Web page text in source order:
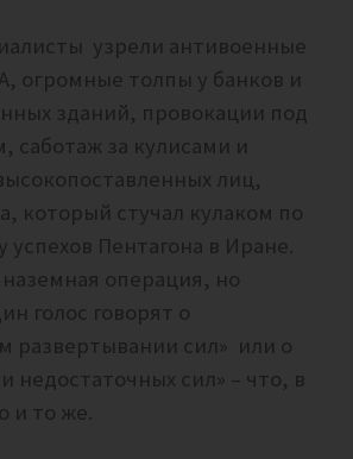
узрели антивоенные
огромные толпы у банков и
зданий, провокации под
саботаж за кулисами и
лиц,
который стучал кулаком по
успехов Пентагона в Иране.
операция, но
голос говорят о
развертывании сил» или о
недостаточных сил» – что, в
и то же.